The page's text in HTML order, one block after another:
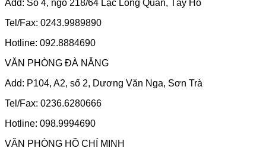
Add: Số 4, ngõ 218/64 Lạc Long Quân, Tây Hồ
Tel/Fax: 0243.9989890
Hotline: 092.8884690
VĂN PHÒNG ĐÀ NẴNG
Add: P104, A2, số 2, Dương Văn Nga, Sơn Trà
Tel/Fax: 0236.6280666
Hotline: 098.9994690
VĂN PHÒNG HỒ CHÍ MINH